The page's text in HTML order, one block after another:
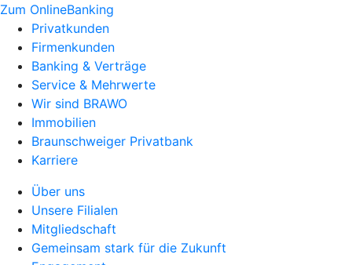
Zum OnlineBanking
Privatkunden
Firmenkunden
Banking & Verträge
Service & Mehrwerte
Wir sind BRAWO
Immobilien
Braunschweiger Privatbank
Karriere
Über uns
Unsere Filialen
Mitgliedschaft
Gemeinsam stark für die Zukunft